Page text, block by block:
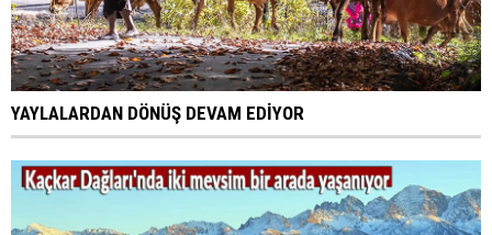
YAYLALARDAN DÖNÜŞ DEVAM EDİYOR